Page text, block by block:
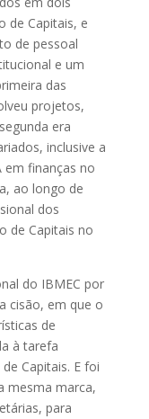
de Capitais, e
de pessoal
e um
das
projetos,
era
inclusive a
finanças no
ao longo de
dos
de Capitais no
do IBMEC por
cisão, em que o
de
à tarefa
Capitais. E foi
mesma marca,
para